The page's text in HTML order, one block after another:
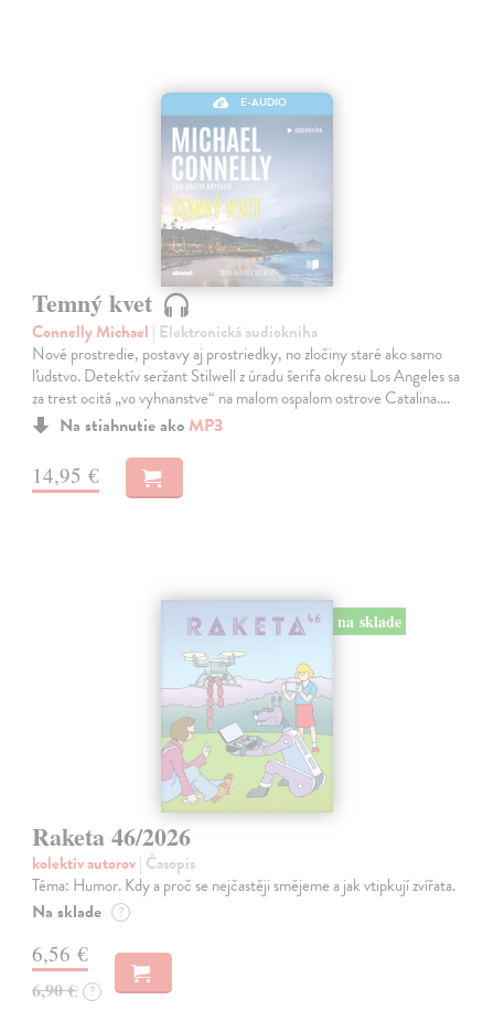
E-AUDIO
Temný kvet
Connelly Michael | Elektronická audiokniha
Nové prostredie, postavy aj prostriedky, no zločiny staré ako samo
ľudstvo. Detektív seržant Stilwell z úradu šerifa okresu Los Angeles sa
za trest ocitá „vo vyhnanstve“ na malom ospalom ostrove Catalina.…
Na stiahnutie ako MP3
14,95 €
na sklade
Raketa 46/2026
kolektív autorov| Časopis
Téma: Humor. Kdy a proč se nejčastěji smějeme a jak vtipkují zvířata.
Na sklade ?
6,56 €
6,90 € ?